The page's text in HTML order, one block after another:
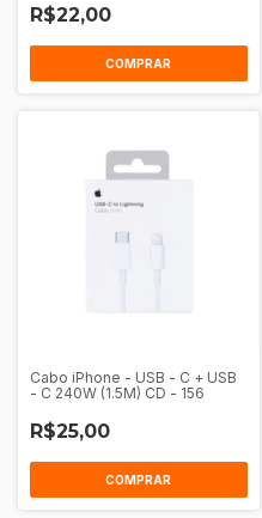
R$22,00
COMPRAR
Cabo iPhone - USB - C + USB
- C 240W (1.5M) CD - 156
R$25,00
COMPRAR